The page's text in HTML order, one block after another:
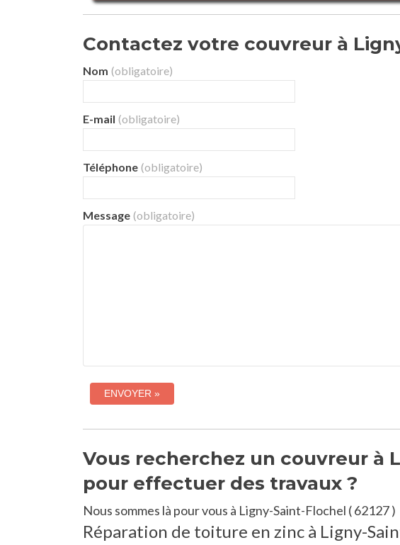
Contactez votre couvreur à
Nom (obligatoire)
E-mail (obligatoire)
Téléphone (obligatoire)
Message (obligatoire)
Vous recherchez un couvreur à
pour effectuer des travaux ?
Nous sommes là pour vous à Ligny-Saint-Flochel ( 62127 )
Réparation de toiture en zinc à Ligny-